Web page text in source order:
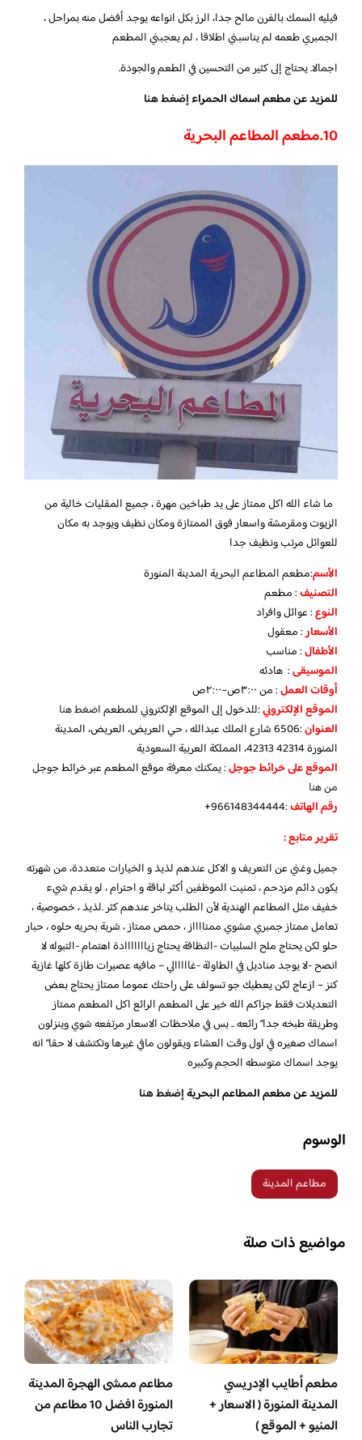
فيليه السمك بالفرن مالح جدا، الرز بكل انواعه يوجد أفضل منه بمراحل ،
الجمبري طعمه لم يناسبني اطلاقا ، لم يعجبني المطعم
اجمالا. يحتاج إلى كثير من التحسين في الطعم والجودة.
للمزيد عن مطعم اسماك الحمراءإضغط هنا
10.مطعم المطاعم البحرية
ما شاء الله اكل ممتاز على يد طباخين مهرة ، جميع المقليات خالية من
الزيوت ومقرمشة واسعار فوق الممتازة ومكان نظيف ويوجد به مكان
للعوائل مرتب ونظيف جدا
الأسم:مطعم المطاعم البحرية المدينة المنورة
التصنيف: مطعم
النوع: عوائل وافراد
الأسعار: معقول
الأطفال: مناسب
الموسيقى: هادئه
أوقات العمل: من ٣:٠٠ص–٢:٠٠ص
الموقع الإلكتروني:للدخول إلى الموقع الإلكتروني للمطعماضغط هنا
العنوان
:6506 شارع الملك عبدالله ، حي العريض، العريض، المدينة
المنورة 42313 42314، المملكة العربية السعودية
الموقع على خرائط جوجل: يمكنك معرفة موقع المطعم عبر خرائط جوجل
من هنا
رقم الهاتف:966148344444+
تقرير متابع :
جميل وغني عن التعريف و الاكل عندهم لذيذ و الخيارات متعددة، من شهرته
يكون دائم مزدحم ، تمنيت الموظفين أكثر لباقة و احترام ، لو يقدم شيء
خفيف مثل المطاعم الهندية لأن الطلب يتاخر عندهم كثر .لذيذ ، خصوصية ،
تعامل ممتاز جمبري مشوي ممتااااز ، حمص ممتاز ، شربة بحريه حلوه ، حبار
حلو لكن يحتاج ملح السلبيات -النظافة يحتاج زيااااااادة اهتمام -التبوله لا
انصح -لا يوجد مناديل في الطاولة -غااااالي – مافيه عصيرات طازة كلها غازية
كنز – ازعاج لكن يعطيك جو تسولف على راحتك عموما ممتاز يحتاج بعض
التعديلات فقط جزاكم الله خير على المطعم الرائعاكل المطعم ممتاز
وطريقة طبخه جدا” رائعه .. بس في ملاحظات الاسعار مرتفعه شوي وينزلون
اسماك صغيره في اول وقت العشاء ويقولون مافي غيرها وتكتشف لا حقا” انه
يوجد اسماك متوسطه الحجم وكبيره
للمزيد عن مطعم المطاعم البحريةإضغط هنا
الوسوم
مطاعم المدينة
مواضيع ذات صلة
مطعم أطايب الإدريسي
المدينة المنورة ( الاسعار +
المنيو + الموقع )
مطاعم ممشى الهجرة المدينة
المنورة افضل 10 مطاعم من
تجارب الناس